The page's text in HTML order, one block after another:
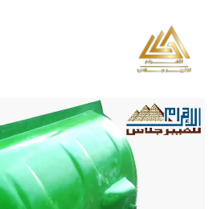
المحتوى